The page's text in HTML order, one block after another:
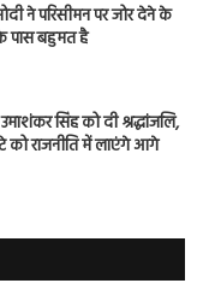
ने परिसीमन पर जोर देने के
पास बहुमत है
सिंह को दी श्रद्धांजलि,
को राजनीति में लाएंगे आगे